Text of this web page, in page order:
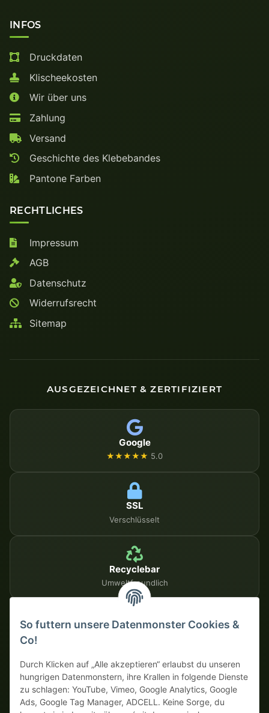
INFOS
Druckdaten
Klischeekosten
Wir über uns
Zahlung
Versand
Geschichte des Klebebandes
Pantone Farben
RECHTLICHES
Impressum
AGB
Datenschutz
Widerrufsrecht
Sitemap
AUSGEZEICHNET & ZERTIFIZIERT
Google
★★★★★ 5.0
SSL
Verschlüsselt
Recyclebar
Umweltfreundlich
SICHERE ZAHLUNGSMETHODEN
So futtern unsere Datenmonster Cookies &
Co!
Durch Klicken auf „Alle akzeptieren“ erlaubst du unseren
hungrigen Datenmonstern, ihre Krallen in folgende Dienste
zu schlagen: YouTube, Vimeo, Google Analytics, Google
Ads, Google Tag Manager, ADCELL. Keine Sorge, du
Dein WhatsApp-Tor zur